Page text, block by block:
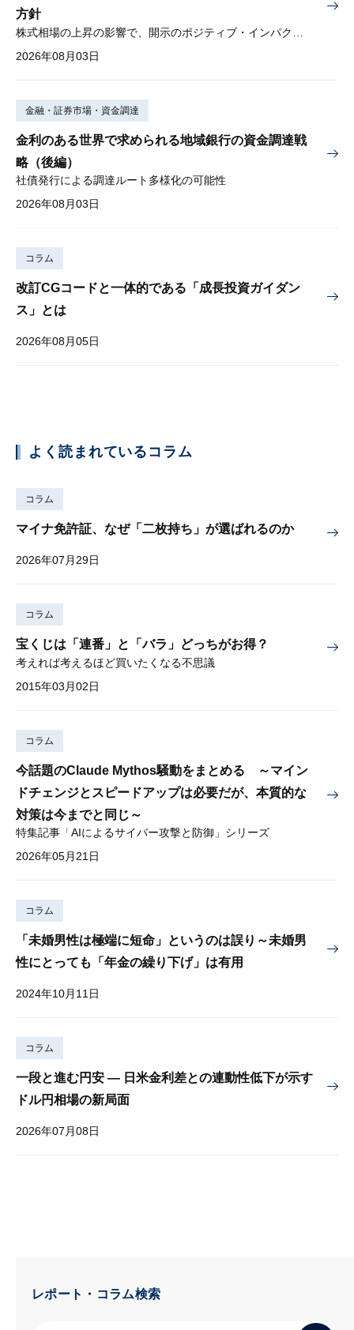
方針
2026年08月03日
金融・証券市場・資金調達
金利のある世界で求められる地域銀行の資金調達戦
略（後編）
社債発行による調達ルート多様化の可能性
2026年08月03日
コラム
改訂CGコードと一体的である「成長投資ガイダン
ス」とは
2026年08月05日
よく読まれているコラム
コラム
マイナ免許証、なぜ「二枚持ち」が選ばれるのか
2026年07月29日
コラム
宝くじは「連番」と「バラ」どっちがお得？
考えれば考えるほど買いたくなる不思議
2015年03月02日
コラム
今話題のClaude Mythos騒動をまとめる ～マイン
ドチェンジとスピードアップは必要だが、本質的な
対策は今までと同じ～
特集記事「AIによるサイバー攻撃と防御」シリーズ
2026年05月21日
コラム
「未婚男性は極端に短命」というのは誤り～未婚男
性にとっても「年金の繰り下げ」は有用
2024年10月11日
コラム
一段と進む円安 — 日米金利差との連動性低下が示す
ドル円相場の新局面
2026年07月08日
レポート・コラム検索